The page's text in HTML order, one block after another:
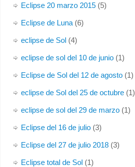
Eclipse 20 marzo 2015(5)
Eclipse de Luna(6)
eclipse de Sol(4)
eclipse de sol del 10 de junio(1)
Eclipse de Sol del 12 de agosto(1)
eclipse de Sol del 25 de octubre(1)
eclipse de sol del 29 de marzo(1)
Eclipse del 16 de julio(3)
Eclipse del 27 de julio 2018(3)
Eclipse total de Sol(1)